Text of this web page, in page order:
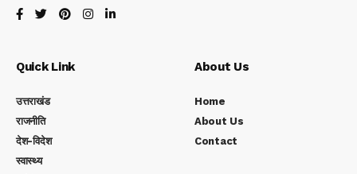
Quick Link
उत्तराखंड
राजनीति
देश-विदेश
स्वास्थ्य
About Us
Home
About Us
Contact